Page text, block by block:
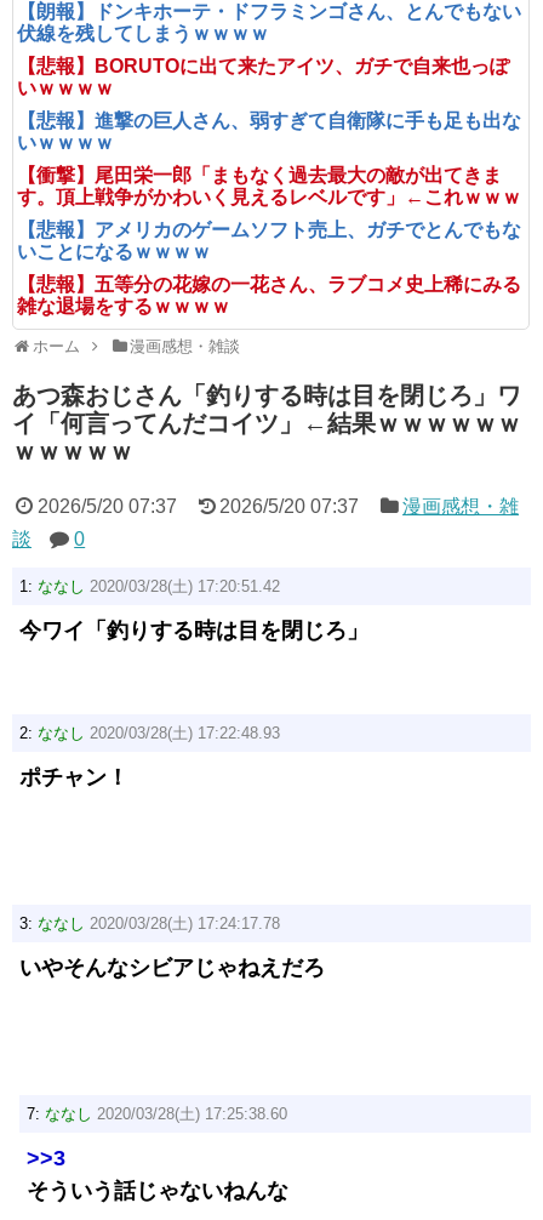
【朗報】ドンキホーテ・ドフラミンゴさん、とんでもない
伏線を残してしまうｗｗｗｗ
【悲報】BORUTOに出て来たアイツ、ガチで自来也っぽ
いｗｗｗｗ
【悲報】進撃の巨人さん、弱すぎて自衛隊に手も足も出な
いｗｗｗｗ
【衝撃】尾田栄一郎「まもなく過去最大の敵が出てきま
す。頂上戦争がかわいく見えるレベルです」←これｗｗｗ
【悲報】アメリカのゲームソフト売上、ガチでとんでもな
いことになるｗｗｗｗ
【悲報】五等分の花嫁の一花さん、ラブコメ史上稀にみる
雑な退場をするｗｗｗｗ
ホーム 漫画感想・雑談
あつ森おじさん「釣りする時は目を閉じろ」ワ
イ「何言ってんだコイツ」←結果ｗｗｗｗｗｗ
ｗｗｗｗｗ
2026/5/20 07:37 2026/5/20 07:37
漫画感想・雑
談
0
1: ななし 2020/03/28(土) 17:20:51.42
今ワイ「釣りする時は目を閉じろ」
2: ななし 2020/03/28(土) 17:22:48.93
ポチャン！
3: ななし 2020/03/28(土) 17:24:17.78
いやそんなシビアじゃねえだろ
7: ななし 2020/03/28(土) 17:25:38.60
>>3
そういう話じゃないねんな